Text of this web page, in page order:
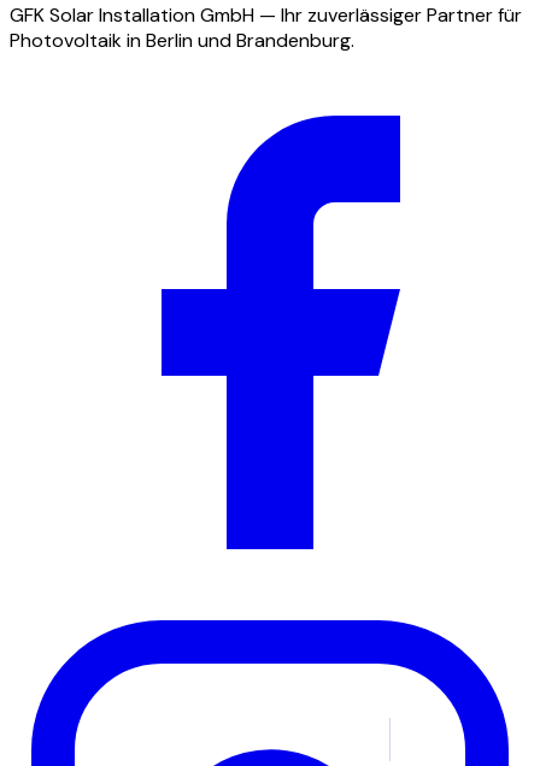
GFK Solar Installation GmbH — Ihr zuverlässiger Partner für
Photovoltaik in Berlin und Brandenburg.